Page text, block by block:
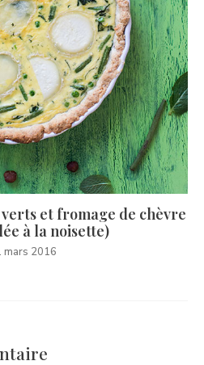
et fromage de chèvre
à la noisette)
mars 2016